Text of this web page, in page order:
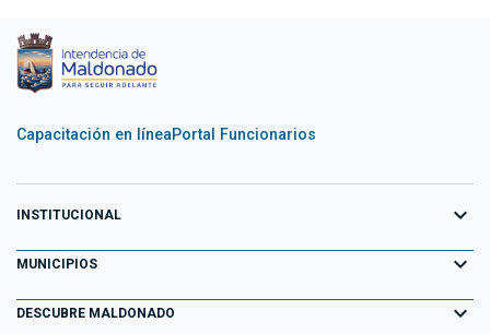
Capacitación en líneaPortal Funcionarios
INSTITUCIONAL expand_more
Equipo de Gobierno
Primeros 100 días
MUNICIPIOS expand_more
Aiguá
DESCUBRE MALDONADO expand_more